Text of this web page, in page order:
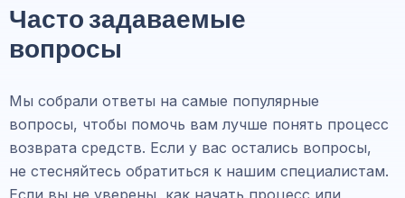
Часто задаваемые
вопросы
Мы собрали ответы на самые популярные
вопросы, чтобы помочь вам лучше понять процесс
возврата средств. Если у вас остались вопросы,
не стесняйтесь обратиться к нашим специалистам.
Если вы не уверены, как начать процесс или